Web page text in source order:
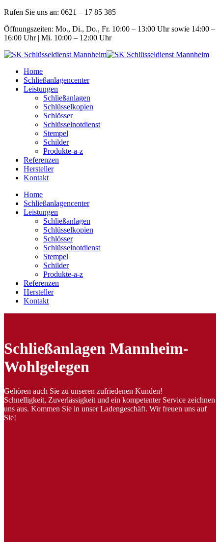
Rufen Sie uns an: 0621 – 17 85 385
Öffnungszeiten: Mo., Di., Do., Fr. 10:00 – 13:00 Uhr sowie 14:00 –
16:00 Uhr | Mi. 10:00 – 12:00 Uhr
Home
Schließanlagencenter
Leistungen
Schließanlagen
Schlüsselkopien
Schlösser
Schlüsselnotdienst
Stempel
Schilder
Produkte-a-z
Referenzen
Hersteller
Kontakt
Home
Schließanlagencenter
Leistungen
Schließanlagen
Schlüsselkopien
Schlösser
Schlüsselnotdienst
Stempel
Schilder
Produkte-a-z
Referenzen
Hersteller
Kontakt
Schließanlagen Mannheim-
Wohlgelegen
Gehören auch Sie zu unseren zufriedenen Kunden!
Schnelligkeit, Zuverlässigkeit und ein kompetenter Service zeichnen
uns aus. Kommen Sie in unser Ladengeschäft. Wir freuen uns auf
Sie!